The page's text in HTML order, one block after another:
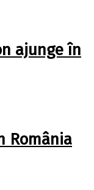
ajunge în
România